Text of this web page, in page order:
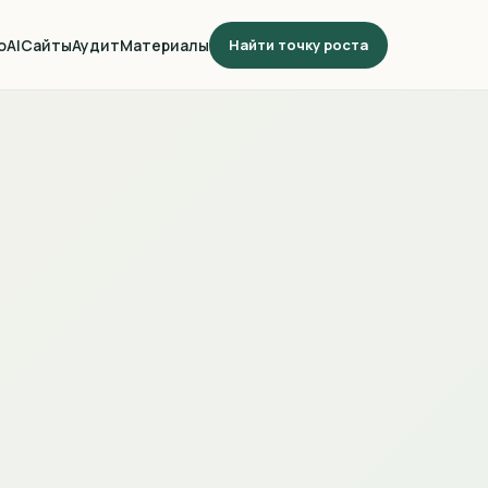
AIСайтыАудитМатериалы Найти точку роста